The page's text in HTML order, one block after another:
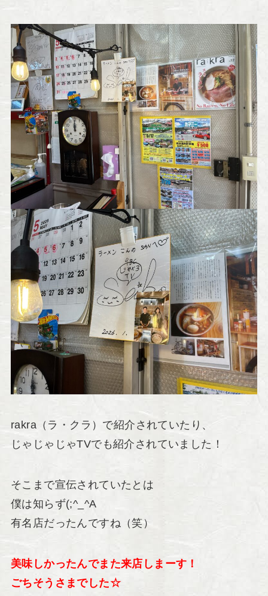
rakra（ラ・クラ）で紹介されていたり、
じゃじゃじゃTVでも紹介されていました！
そこまで宣伝されていたとは
僕は知らず(;^_^A
有名店だったんですね（笑）
美味しかったんでまた来店しまーす！
ごちそうさまでした☆